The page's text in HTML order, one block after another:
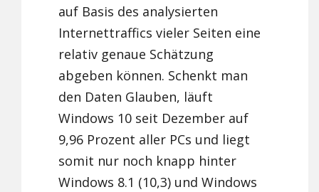
auf Basis des analysierten
Internettraffics vieler Seiten eine
relativ genaue Schätzung
abgeben können. Schenkt man
den Daten Glauben, läuft
Windows 10 seit Dezember auf
9,96 Prozent aller PCs und liegt
somit nur noch knapp hinter
Windows 8.1 (10,3) und Windows